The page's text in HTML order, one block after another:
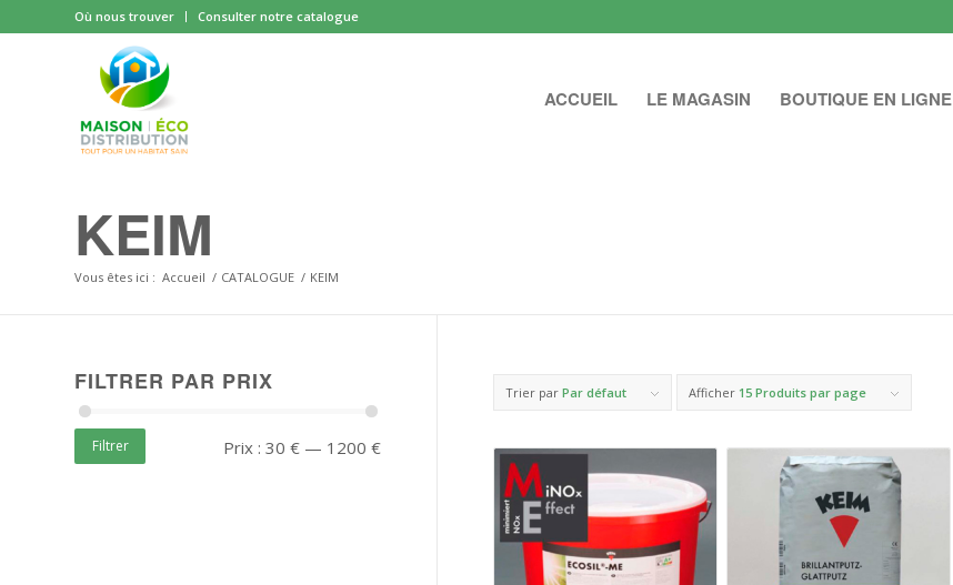
Où nous trouver Consulter notre catalogue
ACCUEIL LE MAGASIN BOUTIQUE EN LIGNE
KEIM
Vous êtes ici : Accueil / CATALOGUE / KEIM
Trier par Par défaut Afficher 15 Produits par page
FILTRER PAR PRIX
Filtrer Prix : 30 €— 1200 €